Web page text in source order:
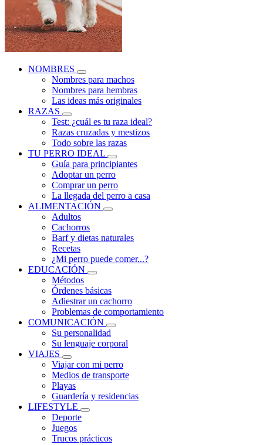
NOMBRES
Nombres para machos
Nombres para hembras
Las ideas más originales
RAZAS
Test: ¿cuál es tu raza ideal?
Razas cruzadas y mestizos
Todo sobre las razas
TU PERRO IDEAL
Guía para principiantes
Adoptar un perro
Comprar un perro
La llegada del perro a casa
ALIMENTACIÓN
Adultos
Cachorros
Barf y dietas naturales
Recetas
¿Mi perro puede comer...?
EDUCACIÓN
Métodos
Órdenes básicas
Adiestrar un cachorro
Problemas de comportamiento
COMUNICACIÓN
Su personalidad
Su lenguaje corporal
VIAJES
Viajar con mi perro
Medios de transporte
Playas
Guardería y residencias
LIFESTYLE
Deporte
Juegos
Trucos prácticos